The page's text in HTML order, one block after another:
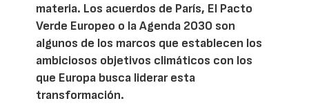
materia. Los acuerdos de París, El Pacto
Verde Europeo o la Agenda 2030 son
algunos de los marcos que establecen los
ambiciosos objetivos climáticos con los
que Europa busca liderar esta
transformación.